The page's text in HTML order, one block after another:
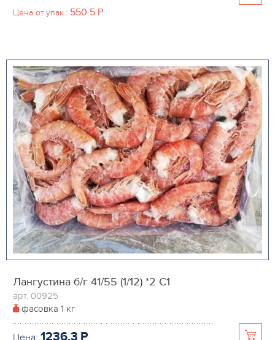
Цена от упак.: 550.5 P
Лангустина б/г 41/55 (1/12) *2 С1
арт. 00925
фасовка 1 кг
Цена: 1236.3 P